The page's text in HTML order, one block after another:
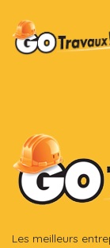
Les meilleurs